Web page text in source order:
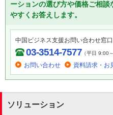
ーションの選び方や価格ご相談
やすくお答えします。
中国ビジネス支援お問い合わせ窓口
03-3514-7577 （平日 9:00
お問い合わせ 資料請求・お
ソリューション